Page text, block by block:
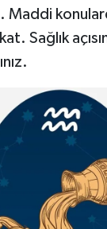
Maddi
Sağlık